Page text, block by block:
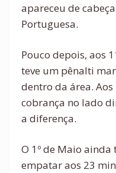
apareceu de
Portuguesa.
Pouco depois, aos
teve um pênalti
dentro da área. Aos
cobrança no lado
a diferença.
O 1º de Maio ainda
empatar aos 23